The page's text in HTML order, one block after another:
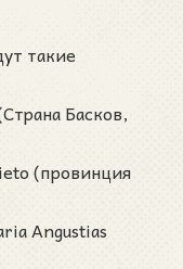
такие
Басков,
(провинция
Angustias